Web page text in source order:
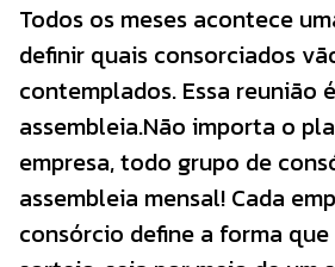
Todos os meses acontece
definir quais consorciados
contemplados. Essa reunião
assembleia.Não importa o
empresa, todo grupo de
assembleia mensal! Cada
consórcio define a forma